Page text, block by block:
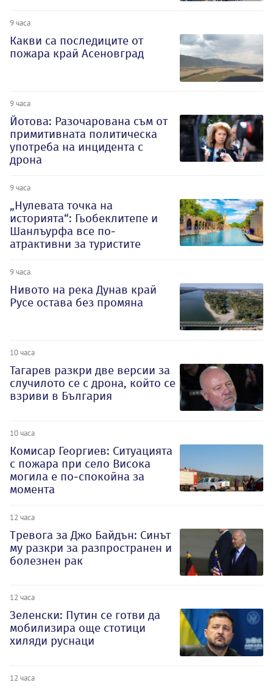
9 часа
Какви са последиците от
пожара край Асеновград
9 часа
Йотова: Разочарована съм от
примитивната политическа
употреба на инцидента с
дрона
9 часа
„Нулевата точка на
историята“: Гьобеклитепе и
Шанлъурфа все по-
атрактивни за туристите
9 часа
Нивото на река Дунав край
Русе остава без промяна
10 часа
Тагарев разкри две версии за
случилото се с дрона, който се
взриви в България
10 часа
Комисар Георгиев: Ситуацията
с пожара при село Висока
могила е по-спокойна за
момента
12 часа
Тревога за Джо Байдън: Синът
му разкри за разпространен и
болезнен рак
12 часа
Зеленски: Путин се готви да
мобилизира още стотици
хиляди руснаци
12 часа